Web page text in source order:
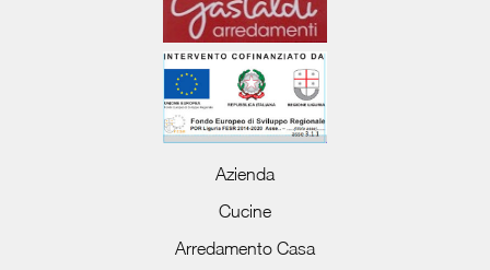
Azienda
Cucine
Arredamento Casa